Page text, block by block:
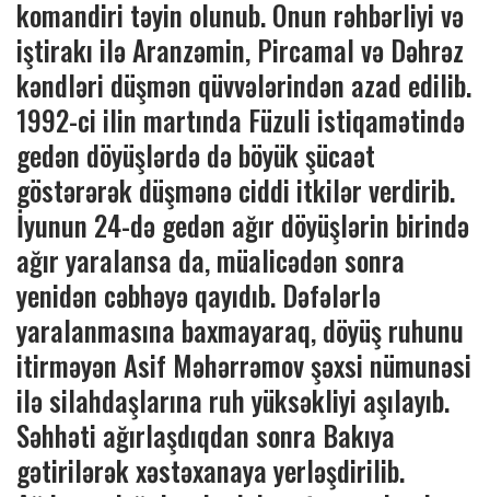
komandiri təyin olunub. Onun rəhbərliyi və
iştirakı ilə Aranzəmin, Pircamal və Dəhrəz
kəndləri düşmən qüvvələrindən azad edilib.
1992-ci ilin martında Füzuli istiqamətində
gedən döyüşlərdə də böyük şücaət
göstərərək düşmənə ciddi itkilər verdirib.
İyunun 24-də gedən ağır döyüşlərin birində
ağır yaralansa da, müalicədən sonra
yenidən cəbhəyə qayıdıb. Dəfələrlə
yaralanmasına baxmayaraq, döyüş ruhunu
itirməyən Asif Məhərrəmov şəxsi nümunəsi
ilə silahdaşlarına ruh yüksəkliyi aşılayıb.
Səhhəti ağırlaşdıqdan sonra Bakıya
gətirilərək xəstəxanaya yerləşdirilib.